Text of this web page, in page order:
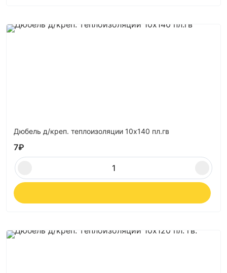
Дюбель д/креп. теплоизоляции 10х140 пл.гв
7₽